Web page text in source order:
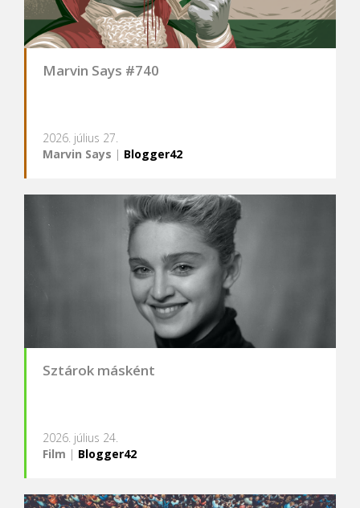
Marvin Says #740
2026. július 27.
Marvin Says | Blogger42
Sztárok másként
2026. július 24.
Film | Blogger42